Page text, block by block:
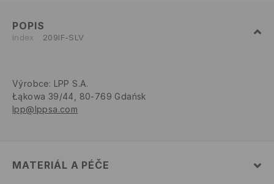
POPIS
Index 209IF-SLV
Výrobce: LPP S.A.
Łąkowa 39/44, 80-769 Gdańsk
lpp@lppsa.com
MATERIÁL A PÉČE